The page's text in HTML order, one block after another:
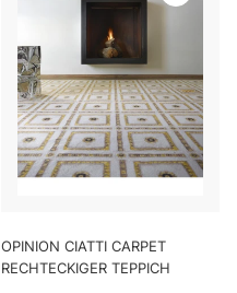
OPINION CIATTI CARPET
RECHTECKIGER TEPPICH